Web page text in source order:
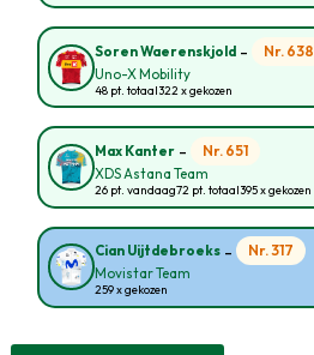
Soren Waerenskjold - Nr. 638
Uno-X Mobility
48 pt. totaal322 x gekozen
Max Kanter - Nr. 651
XDS Astana Team
26 pt. vandaag72 pt. totaal395 x gekozen
Cian Uijtdebroeks - Nr. 317
Movistar Team
259 x gekozen